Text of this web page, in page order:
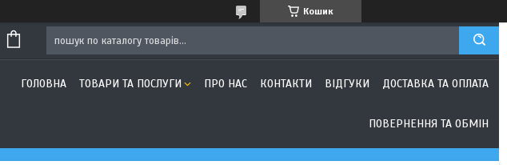
Кошик
ГОЛОВНА ТОВАРИ ТА ПОСЛУГИ ПРО НАС КОНТАКТИ ВІДГУКИ ДОСТАВКА ТА ОПЛАТА
ПОВЕРНЕННЯ ТА ОБМІН